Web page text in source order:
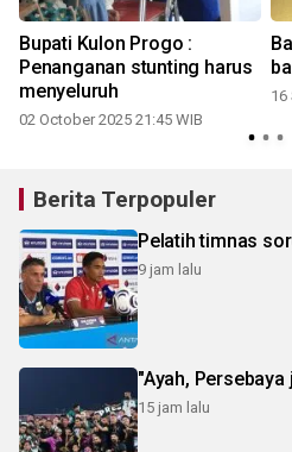
Bupati Kulon Progo :
Penanganan stunting harus
menyeluruh
02 October 2025 21:45 WIB
16
Berita Terpopuler
Pelatih timnas
9 jam lalu
"Ayah, Persebaya
15 jam lalu